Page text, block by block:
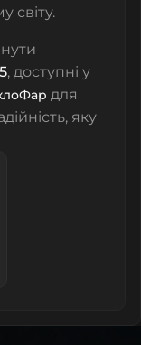
світу.
, доступні у
для
яку